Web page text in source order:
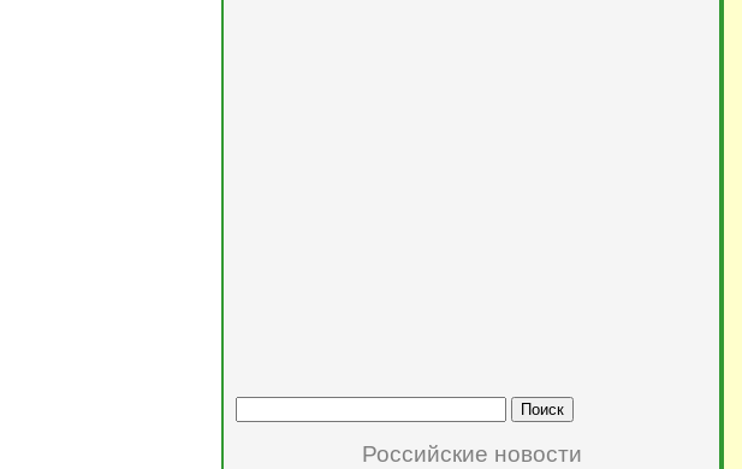
Российские новости